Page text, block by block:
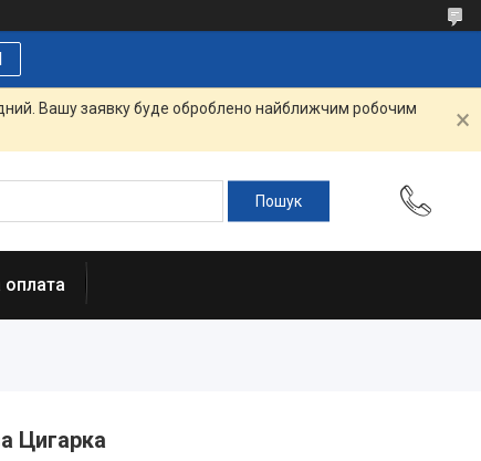
Вашу заявку буде оброблено найближчим робочим
Цигарка